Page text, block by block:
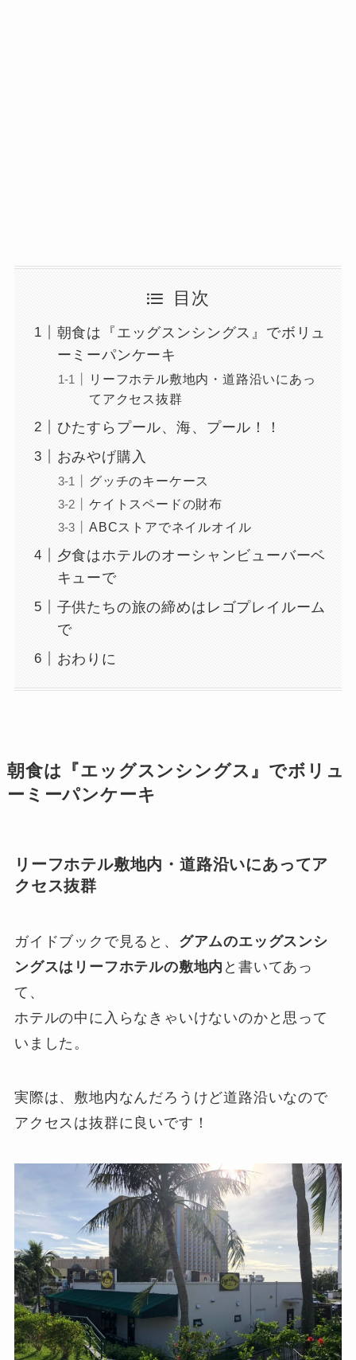
目次
朝食は『エッグスンシングス』でボリュ
ーミーパンケーキ
リーフホテル敷地内・道路沿いにあっ
てアクセス抜群
ひたすらプール、海、プール！！
おみやげ購入
グッチのキーケース
ケイトスペードの財布
ABCストアでネイルオイル
夕食はホテルのオーシャンビューバーベ
キューで
子供たちの旅の締めはレゴプレイルーム
で
おわりに
朝食は『エッグスンシングス』でボリュ
ーミーパンケーキ
リーフホテル敷地内・道路沿いにあってア
クセス抜群
ガイドブックで見ると、 グアムのエッグスンシ
ングスはリーフホテルの敷地内 と書いてあっ
て、
ホテルの中に入らなきゃいけないのかと思って
いました。
実際は、敷地内なんだろうけど道路沿いなので
アクセスは抜群に良いです！